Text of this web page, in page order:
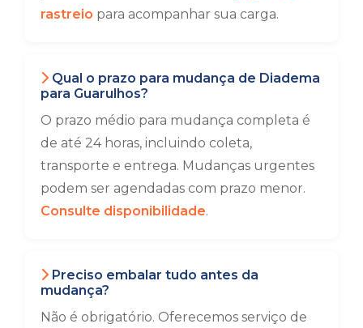
rastreio para acompanhar sua carga.
Qual o prazo para mudança de Diadema
para Guarulhos?
O prazo médio para mudança completa é
de até 24 horas, incluindo coleta,
transporte e entrega. Mudanças urgentes
podem ser agendadas com prazo menor.
Consulte disponibilidade.
Preciso embalar tudo antes da
mudança?
Não é obrigatório. Oferecemos serviço de